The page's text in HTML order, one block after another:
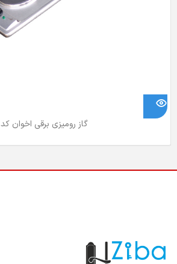
گاز رومیزی برقی اخوان کد GE1